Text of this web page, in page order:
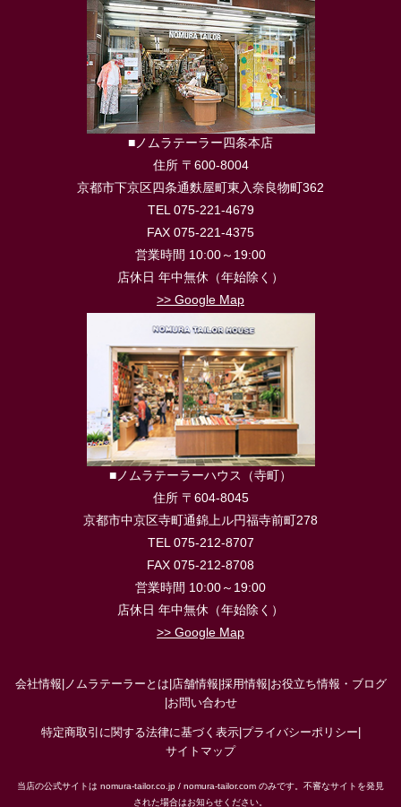
■ノムラテーラー四条本店
住所 〒600-8004
京都市下京区四条通麩屋町東入奈良物町362
TEL 075-221-4679
FAX 075-221-4375
営業時間 10:00～19:00
店休日 年中無休（年始除く）
>> Google Map
■ノムラテーラーハウス（寺町）
住所 〒604-8045
京都市中京区寺町通錦上ル円福寺前町278
TEL 075-212-8707
FAX 075-212-8708
営業時間 10:00～19:00
店休日 年中無休（年始除く）
>> Google Map
会社情報 ノムラテーラーとは 店舗情報 採用情報 お役立ち情報・ブログ
お問い合わせ
特定商取引に関する法律に基づく表示| プライバシーポリシー
サイトマップ
当店の公式サイトは nomura-tailor.co.jp / nomura-tailor.com のみです。不審なサイトを発見
された場合はお知らせください。